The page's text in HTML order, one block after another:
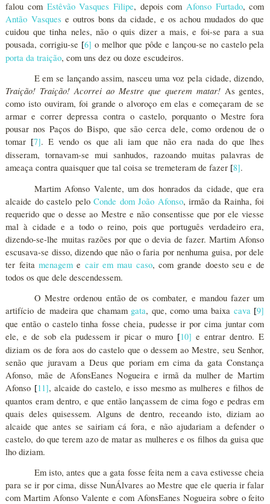
falou com Estêvão Vasques Filipe, depois comAfonso Furtado, com
Antão Vasques e outros bons da cidade, e os achou mudados do que
cuidou que tinha neles, não o quis dizer a mais, e foi-se para a sua
pousada, corrigiu-se [6] o melhor que pôde e lançou-se no castelo pela
porta da traição, com uns dez ou doze escudeiros.
E em se lançando assim, nasceu uma voz pela cidade, dizendo,
Traição! Traição! Acorrei ao Mestre que querem matar!As gentes,
como isto ouviram, foi grande o alvoroço em elas e começaram de se
armar e correr depressa contra o castelo, porquanto o Mestre fora
pousar nos Paços do Bispo, que são cerca dele, como ordenou de o
tomar [7]. E vendo os que ali iam que não era nada do que lhes
disseram, tornavam-se mui sanhudos, razoando muitas palavras de
ameaça contra quaisquer que tal coisa se tremeteram de fazer [8].
Martim Afonso Valente, um dos honrados da cidade, que era
alcaide do castelo peloConde dom João Afonso, irmão da Rainha, foi
requerido que o desse ao Mestre e não consentisse que por ele viesse
mal à cidade e a todo o reino, pois que português verdadeiro era,
dizendo-se-lhe muitas razões por que o devia de fazer. Martim Afonso
escusava-se disso, dizendo que não o faria por nenhuma guisa, por dele
ter feitamenagem e cair em mau caso, com grande doesto seu e de
todos os que dele descendessem.
O Mestre ordenou então de os combater, e mandou fazer um
artifício de madeira que chamam gata, que, como uma baixa cava [9]
que então o castelo tinha fosse cheia, pudesse ir por cima juntar com
ele, e de sob ela pudessem ir picar o muro [10] e entrar dentro. E
diziam os de fora aos do castelo que o dessem ao Mestre, seu Senhor,
senão que juravam a Deus que poriam em cima da gata Constança
Afonso, mãe de AfonsEanes Nogueira e irmã da mulher de Martim
Afonso [11], alcaide do castelo, e isso mesmo as mulheres e filhos de
quantos eram dentro, e que então lançassem de cima fogo e pedras em
quais deles quisessem. Alguns de dentro, receando isto, diziam ao
alcaide que antes se sairiam cá fora, e não ajudariam a defender o
castelo, do que terem azo de matar as mulheres e os filhos da guisa que
lho diziam.
Em isto, antes que a gata fosse feita nem a cava estivesse cheia
para se ir por cima, disse NunÁlvares ao Mestre que ele queria ir falar
com Martim Afonso Valente e com AfonsEanes Nogueira sobre o feito